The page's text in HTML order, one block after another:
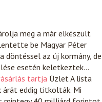
meg a már elkészült
be Magyar Péter
döntéssel az új kormány, de
esetén keletkeztek…
tartja ÜzletA lista
árát eddig titkolták. Mi